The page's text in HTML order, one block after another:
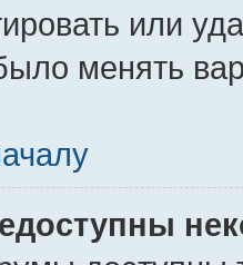
или
менять